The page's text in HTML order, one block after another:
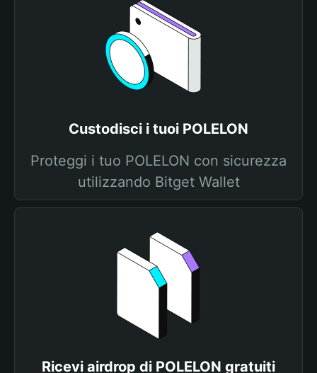
Custodisci i tuoi POLELON
Proteggi i tuo POLELON con sicurezza
utilizzando Bitget Wallet
Ricevi airdrop di POLELON gratuiti